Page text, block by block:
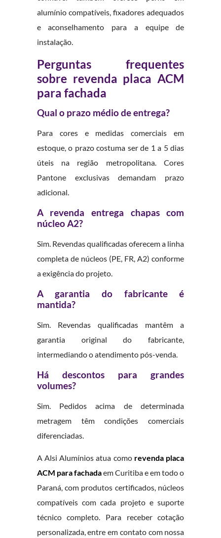
alumínio compatíveis, fixadores adequados
e aconselhamento para a equipe de
instalação.
Perguntas frequentes
sobre revenda placa ACM
para fachada
Qual o prazo médio de entrega?
Para cores e medidas comerciais em
estoque, o prazo costuma ser de 1 a 5 dias
úteis na região metropolitana. Cores
Pantone exclusivas demandam prazo
adicional.
A revenda entrega chapas com
núcleo A2?
Sim. Revendas qualificadas oferecem a linha
completa de núcleos (PE, FR, A2) conforme
a exigência do projeto.
A garantia do fabricante é
mantida?
Sim. Revendas qualificadas mantêm a
garantia original do fabricante,
intermediando o atendimento pós-venda.
Há descontos para grandes
volumes?
Sim. Pedidos acima de determinada
metragem têm condições comerciais
diferenciadas.
A Alsi Alumínios atua como revenda placa
ACM para fachadaem Curitiba e em todo o
Paraná, com produtos certificados, núcleos
compatíveis com cada projeto e suporte
técnico completo. Para receber cotação
personalizada, entre em contato com nossa